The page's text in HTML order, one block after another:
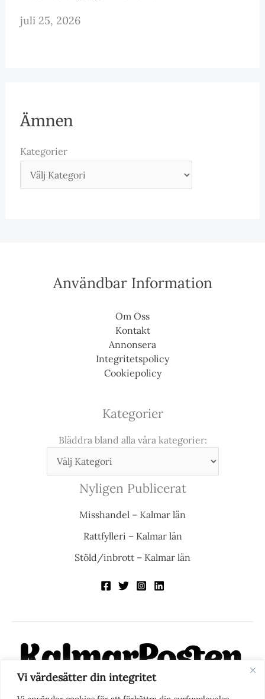
Vi värdesätter din integritet
juli 25, 2026
Ämnen
Kategorier
Användbar Information
Om Oss
Kontakt
Annonsera
Integritetspolicy
Cookiepolicy
Kategorier
Bläddra bland alla våra kategorier:
Nyligen Publicerat
Misshandel – Kalmar län
Rattfylleri – Kalmar län
Stöld/inbrott – Kalmar län
KalmarPosten är en modern lokalnyhetstidning på nätet. Med